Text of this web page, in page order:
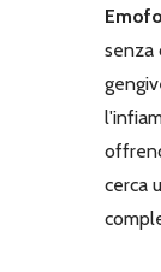
senza
cerca